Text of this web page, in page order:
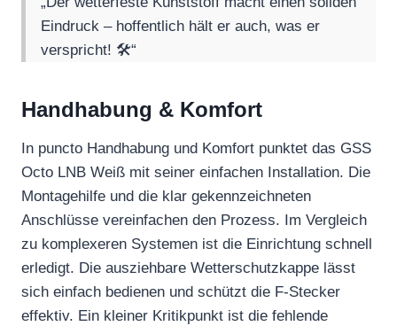
Eindruck – hoffentlich hält er auch, was er
verspricht! 🛠️“
Handhabung & Komfort
In puncto Handhabung und Komfort punktet das GSS
Octo LNB Weiß mit seiner einfachen Installation. Die
Montagehilfe und die klar gekennzeichneten
Anschlüsse vereinfachen den Prozess. Im Vergleich
zu komplexeren Systemen ist die Einrichtung schnell
erledigt. Die ausziehbare Wetterschutzkappe lässt
sich einfach bedienen und schützt die F-Stecker
effektiv. Ein kleiner Kritikpunkt ist die fehlende